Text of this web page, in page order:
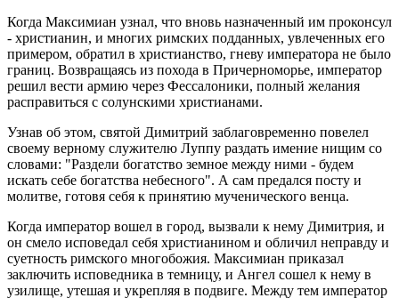
Когда Максимиан узнал, что вновь назначенный им проконсул
- христианин, и многих римских подданных, увлеченных его
примером, обратил в христианство, гневу императора не было
границ. Возвращаясь из похода в Причерноморье, император
решил вести армию через Фессалоники, полный желания
расправиться с солунскими христианами.
Узнав об этом, святой Димитрий заблаговременно повелел
своему верному служителю Луппу раздать имение нищим со
словами: "Раздели богатство земное между ними - будем
искать себе богатства небесного". А сам предался посту и
молитве, готовя себя к принятию мученического венца.
Когда император вошел в город, вызвали к нему Димитрия, и
он смело исповедал себя христианином и обличил неправду и
суетность римского многобожия. Максимиан приказал
заключить исповедника в темницу, и Ангел сошел к нему в
узилище, утешая и укрепляя в подвиге. Между тем император